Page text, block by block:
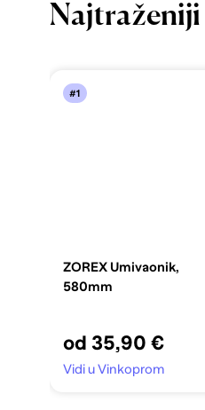
#1
ZOREX Umivaonik,
580mm
od 35,90 €
Vidi u Vinkoprom